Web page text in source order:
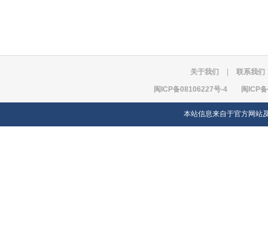
关于我们 联系我们
闽ICP备08106227号-4 闽ICP
本站信息来自于官方网站